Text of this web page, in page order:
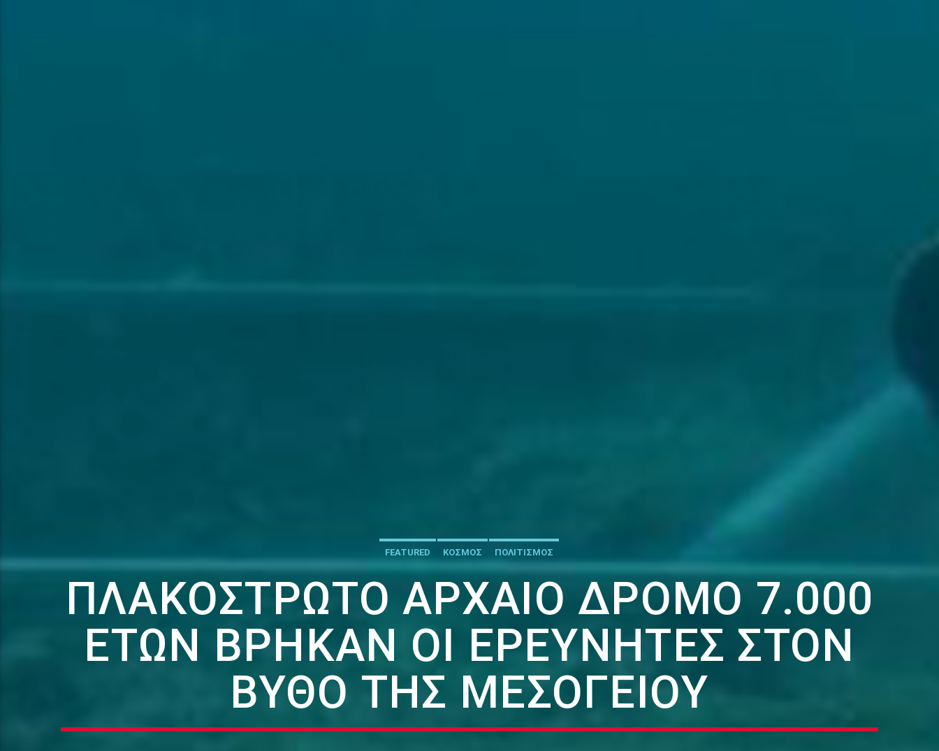
FEATURED ΚΟΣΜΟΣ ΠΟΛΙΤΙΣΜΟΣ
ΠΛΑΚΌΣΤΡΩΤΟ ΑΡΧΑΊΟ ΔΡΌΜΟ 7.000
ΕΤΏΝ ΒΡΉΚΑΝ ΟΙ ΕΡΕΥΝΗΤΈΣ ΣΤΟΝ
ΒΥΘΌ ΤΗΣ ΜΕΣΟΓΕΊΟΥ